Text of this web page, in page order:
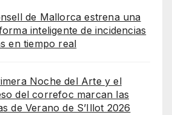
de Mallorca estrena una
inteligente de incidencias
en tiempo real
Noche del Arte y el
del correfoc marcan las
de Verano de S’Illot 2026